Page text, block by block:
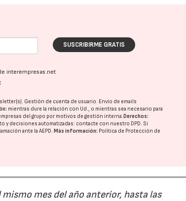
SUSCRIBIRME GRATIS
interempresas.net
Gestión de cuenta de usuario. Envío de emails
mientras dure la relación con Ud., o mientras sea necesario para
del grupo por motivos de gestión interna.Derechos:
y decisiones automatizadas: contacte con nuestro DPD. Si
ante laAEPD.Más información: Política de Protección de
mes del año anterior, hasta las
28/07/2026 30/07/2026